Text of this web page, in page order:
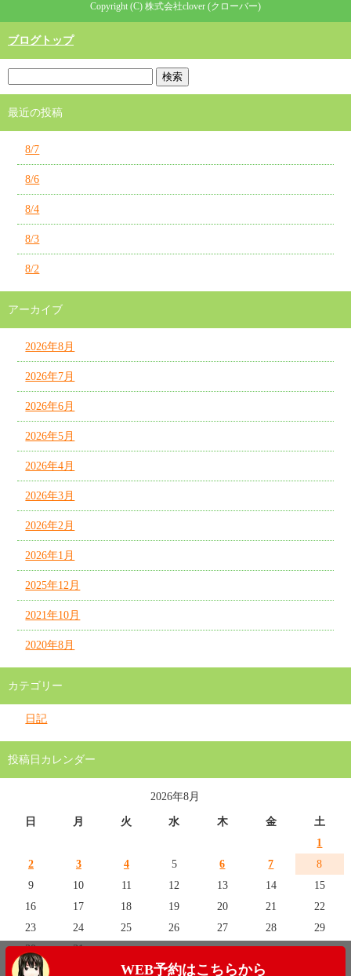
WEB予約はこちらから
Copyright (C) 株式会社clover (クローバー)
ブログトップ
最近の投稿
8/7
8/6
8/4
8/3
8/2
アーカイブ
2026年8月
2026年7月
2026年6月
2026年5月
2026年4月
2026年3月
2026年2月
2026年1月
2025年12月
2021年10月
2020年8月
カテゴリー
日記
投稿日カレンダー
2026年8月
日 月 火 水 木 金 土
1
2
3 4 5 6 7
8
9
10 11 12 13 14
15
16
17 18 19 20 21
22
23
24 25 26 27 28
29
30
31